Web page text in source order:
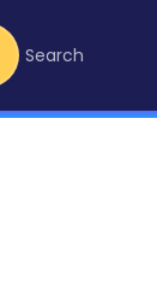
Search